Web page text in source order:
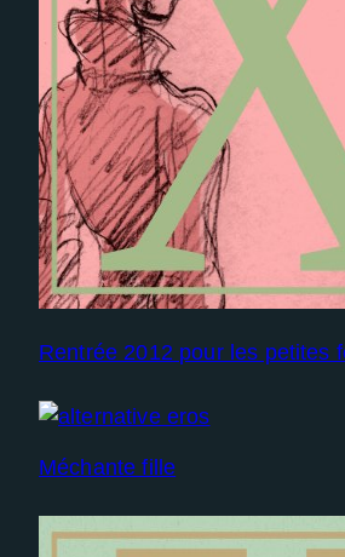
Rentrée 2012 pour les petites
Méchante fille